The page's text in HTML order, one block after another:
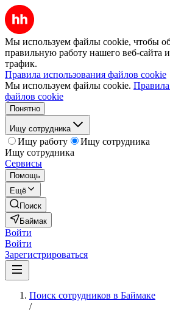
Мы используем файлы cookie, чтобы
правильную работу нашего веб-сайта
трафик.
Правила использования файлов cookie
Мы используем файлы cookie.
файлов cookie
Понятно
Ищу сотрудника
Ищу работу
Ищу сотрудника
Ищу сотрудника
Сервисы
Помощь
Ещё
Поиск
Баймак
Войти
Войти
Зарегистрироваться
Поиск сотрудников в Баймаке
/